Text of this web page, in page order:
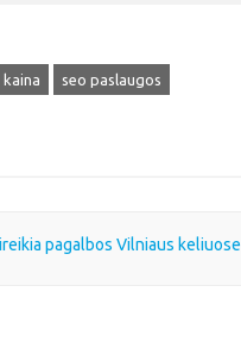
seo paslaugos
pagalbos Vilniaus keliuose